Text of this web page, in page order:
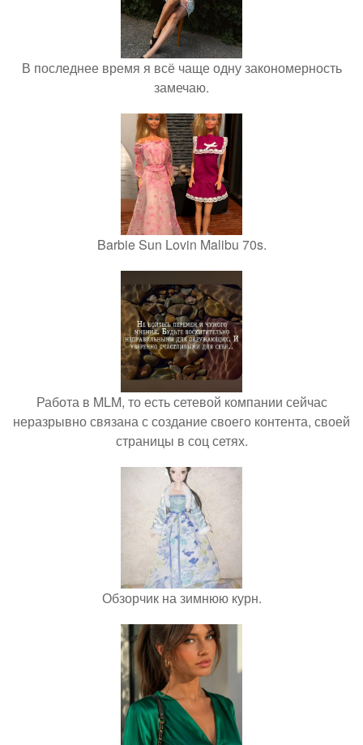
В последнее время я всё чаще одну закономерность
замечаю.
Barbie Sun Lovin Malibu 70s.
Работа в MLM, то есть сетевой компании сейчас
неразрывно связана с создание своего контента, своей
страницы в соц сетях.
Обзорчик на зимнюю курн.